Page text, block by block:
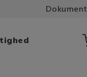
Dokument